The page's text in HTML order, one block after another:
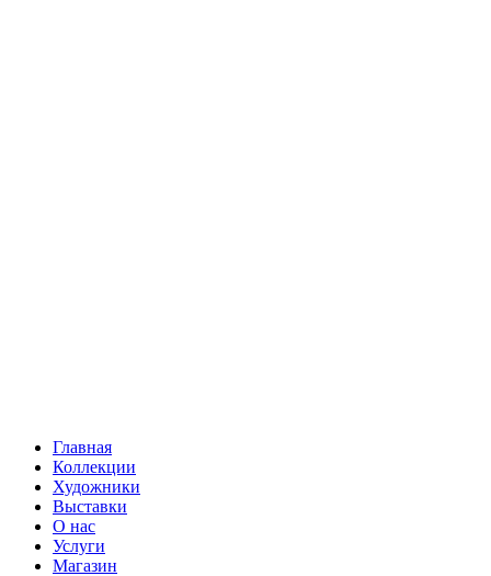
Главная
Коллекции
Художники
Выставки
О нас
Услуги
Магазин